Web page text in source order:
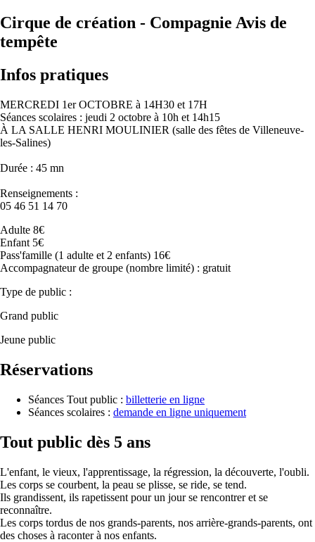
Cirque de création - Compagnie Avis de
tempête
Infos pratiques
MERCREDI 1er OCTOBRE à 14H30 et 17H
Séances scolaires : jeudi 2 octobre à 10h et 14h15
À LA SALLE HENRI MOULINIER (salle des fêtes de Villeneuve-
les-Salines)
Durée : 45 mn
Renseignements :
05 46 51 14 70
Adulte 8€
Enfant 5€
Pass'famille (1 adulte et 2 enfants) 16€
Accompagnateur de groupe (nombre limité) : gratuit
Type de public :
Grand public
Jeune public
Réservations
Séances Tout public : billetterie en ligne
Séances scolaires : demande en ligne uniquement
Tout public dès 5 ans
L'enfant, le vieux, l'apprentissage, la régression, la découverte, l'oubli.
Les corps se courbent, la peau se plisse, se ride, se tend.
Ils grandissent, ils rapetissent pour un jour se rencontrer et se
reconnaître.
Les corps tordus de nos grands-parents, nos arrière-grands-parents, ont
des choses à raconter à nos enfants.